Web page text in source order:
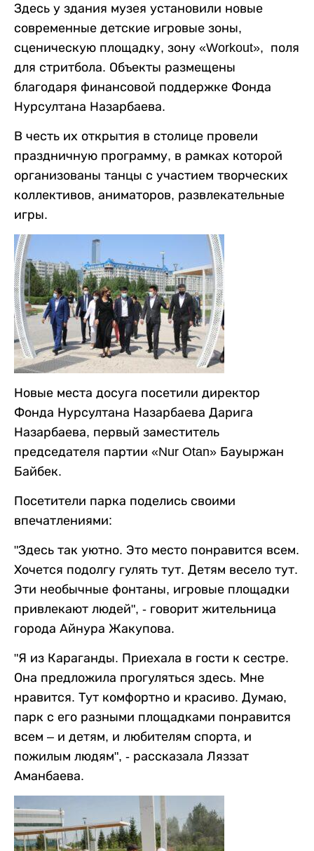
Здесь у здания музея установили новые
современные детские игровые зоны,
сценическую площадку, зону «Workout», поля
для стритбола. Объекты размещены
благодаря финансовой поддержке Фонда
Нурсултана Назарбаева.
В честь их открытия в столице провели
праздничную программу, в рамках которой
организованы танцы с участием творческих
коллективов, аниматоров, развлекательные
игры.
Новые места досуга посетили директор
Фонда Нурсултана Назарбаева Дарига
Назарбаева, первый заместитель
председателя партии «Nur Otan» Бауыржан
Байбек.
Посетители парка поделись своими
впечатлениями:
"Здесь так уютно. Это место понравится всем.
Хочется подолгу гулять тут. Детям весело тут.
Эти необычные фонтаны, игровые площадки
привлекают людей", - говорит жительница
города Айнура Жакупова.
"Я из Караганды. Приехала в гости к сестре.
Она предложила прогуляться здесь. Мне
нравится. Тут комфортно и красиво. Думаю,
парк с его разными площадками понравится
всем – и детям, и любителям спорта, и
пожилым людям", - рассказала Ляззат
Аманбаева.